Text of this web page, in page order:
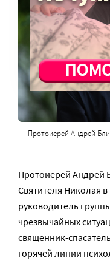
Протоиерей Андрей
Протоиерей Андрей
Святителя Николая
руководитель
чрезвычайных
священник-
горячей линии